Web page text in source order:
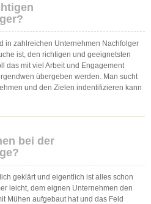
in zahlreichen Unternehmen Nachfolger
ist, den richtigen und geeignetsten
das mit viel Arbeit und Engagement
übergeben werden. Man sucht
und den Zielen indentifizieren kann
bei der
geklärt und eigentlich ist alles schon
leicht, dem eignen Unternehmen den
Mühen aufgebaut hat und das Feld